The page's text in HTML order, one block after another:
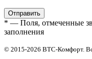
* — Поля, отмеченные
заполнения
© 2015-2026 ВТС-Комфорт.